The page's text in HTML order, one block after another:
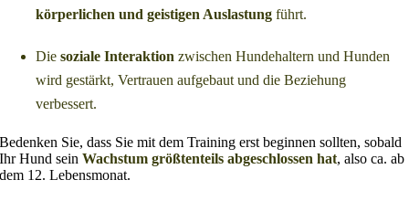
körperlichen und geistigen Auslastung führt.
Diesoziale Interaktion zwischen Hundehaltern und Hunden
wird gestärkt, Vertrauen aufgebaut und die Beziehung
verbessert.
Bedenken Sie, dass Sie mit dem Training erst beginnen sollten, sobald
Ihr Hund seinWachstum größtenteils abgeschlossen hat, also ca. ab
dem 12. Lebensmonat.